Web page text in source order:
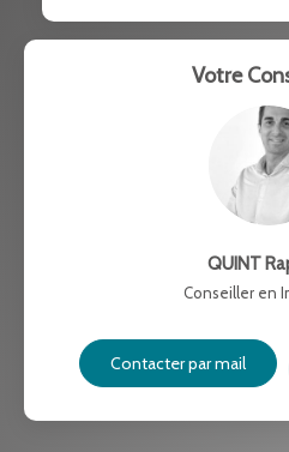
RESTAURANTS ET CAFÉS
Votre
QUINT
Conseiller en
Contacter par mail